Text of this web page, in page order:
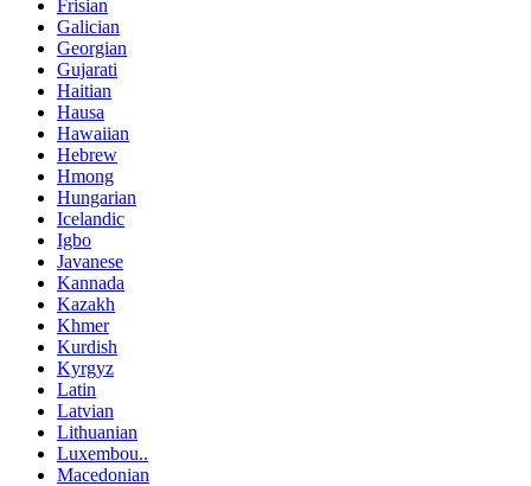
Frisian
Galician
Georgian
Gujarati
Haitian
Hausa
Hawaiian
Hebrew
Hmong
Hungarian
Icelandic
Igbo
Javanese
Kannada
Kazakh
Khmer
Kurdish
Kyrgyz
Latin
Latvian
Lithuanian
Luxembou..
Macedonian